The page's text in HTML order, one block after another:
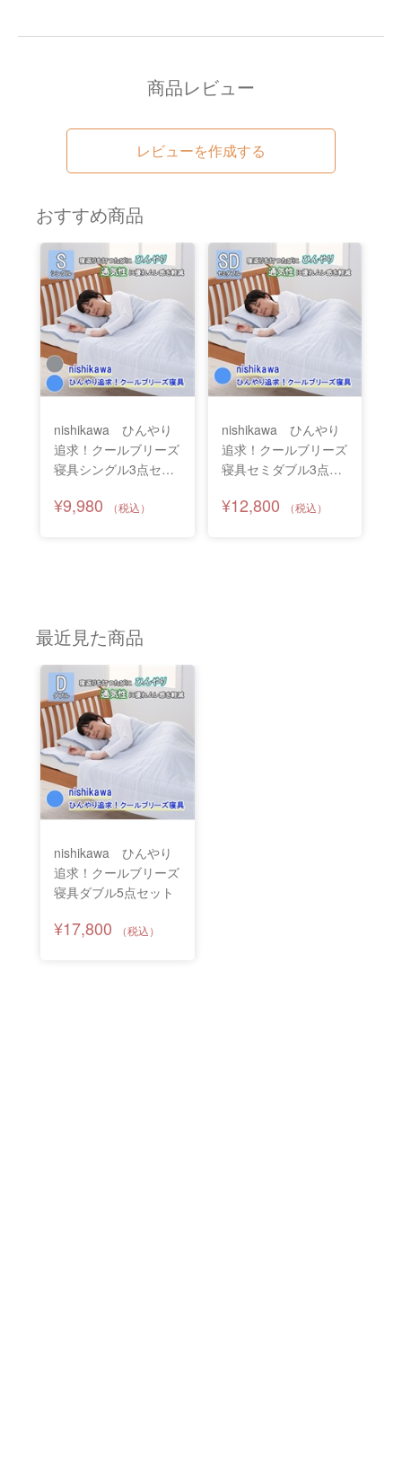
商品レビュー
レビューを作成する
おすすめ商品
nishikawa ひんやり
追求！クールブリーズ
寝具シングル3点セッ
¥9,980
nishikawa ひんやり
追求！クールブリーズ
寝具セミダブル3点セ
¥12,800
最近見た商品
nishikawa ひんやり
追求！クールブリーズ
寝具ダブル5点セット
¥17,800